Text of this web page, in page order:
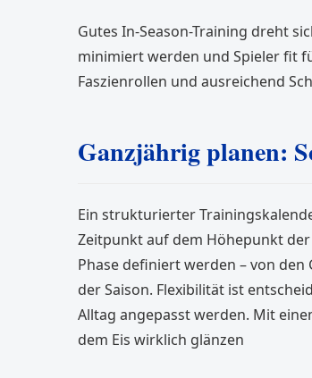
Gutes In-Season-Training dreht
minimiert werden und Spieler fit
Faszienrollen und ausreichend
Ganzjährig planen:
Ein strukturierter
Zeitpunkt auf dem Höhepunkt
Phase definiert werden – von
der Saison. Flexibilität ist
Alltag angepasst werden. Mit
dem Eis wirklich glänzen